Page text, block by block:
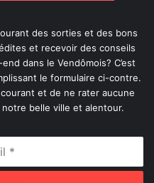
des sorties et des bons
et recevoir des conseils
dans le Vendômois? C’est
le formulaire ci-contre.
et de ne rater aucune
belle ville et alentour.